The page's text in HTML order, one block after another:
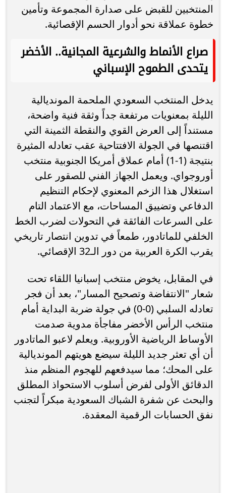
المنتخبين للقبض على صدارة المجموعة وتأمين
خطوة عملاقة نحو أدوار الحسم الإقصائية.
صراع الأنماط والشرعية المجانية.. الأخضر
يتحدى الطموح الإسباني
يدخل المنتخب السعودي الملحمة المونديالية
الليلة بمعنويات مرتفعة جداً وثقة فنية واضحة،
مستنداً إلى العرض القوي والنقطة الثمينة التي
اقتنصها في الجولة الافتتاحية عقب تعادله المثيرة
بنتيجة (1-1) أمام عملاق أمريكا الجنوبية منتخب
أوروجواي. ويعمل الجهاز الفني للصقور على
استغلال هذا الزخم المعنوي لإحكام التنظيم
الدفاعي وتضييق المساحات، مع الاعتماد التام
على السرعات الفائقة في التحولات لضرب الخط
الخلفي للماتادور، طمعاً في تدوين انتصار تاريخي
يقرب الكرة العربية من دور الـ32 الإقصائي.
في المقابل، يخوض منتخب إسبانيا اللقاء تحت
شعار "الانتفاضة وتصحيح المسار"، بعد أن فجر
تعادله السلبي (0-0) في جولة ضربة البداية أمام
منتخب الرأس الأخضر مفاجأة مدوية صدمت
الأوساط الرياضية الأوروبية. ويعلم لاعبو الماتادور
أن أي تعثر جديد الليلة سيضع هويتهم المونديالية
على المحك؛ مما سيدفعهم للهجوم المنظم منذ
الدقائق الأولى لفرض أسلوب الاستحواذ المطلق
والبحث عن شفرة الشباك السعودية مبكراً لتجنب
نفق الحسابات الرقمية المعقدة.